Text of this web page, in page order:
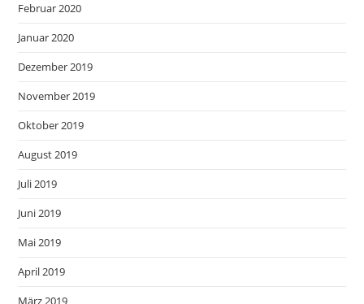
Februar 2020
Januar 2020
Dezember 2019
November 2019
Oktober 2019
August 2019
Juli 2019
Juni 2019
Mai 2019
April 2019
März 2019